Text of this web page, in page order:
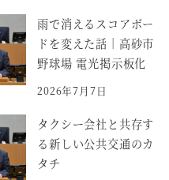
雨で消えるスコアボー
ドを変えた話｜高砂市
野球場 電光掲示板化
2026年7月7日
タクシー会社と共存す
る新しい公共交通のカ
タチ